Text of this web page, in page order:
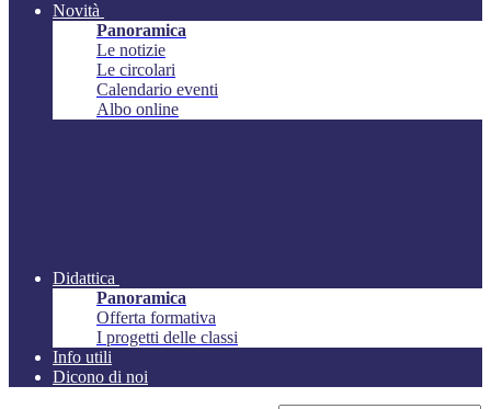
Novità
Panoramica
Le notizie
Le circolari
Calendario eventi
Albo online
Didattica
Panoramica
Offerta formativa
I progetti delle classi
Info utili
Dicono di noi